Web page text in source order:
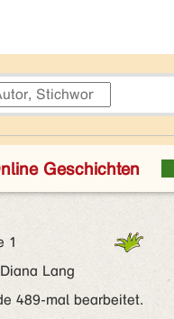
1
Lang
489-mal bearbeitet.